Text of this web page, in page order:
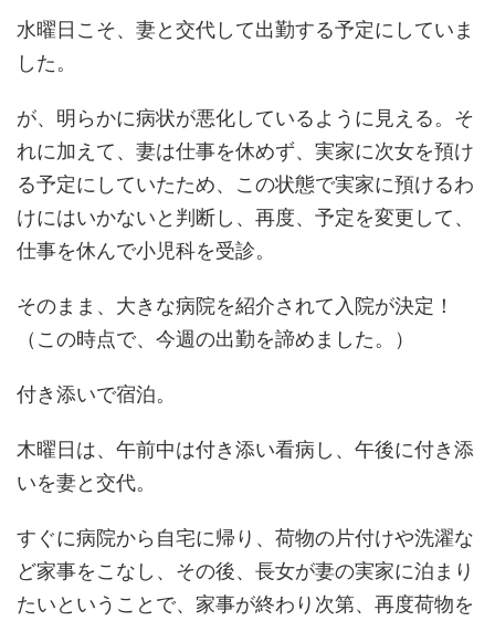
水曜日こそ、妻と交代して出勤する予定にしていま
した。
が、明らかに病状が悪化しているように見える。そ
れに加えて、妻は仕事を休めず、実家に次女を預け
る予定にしていたため、この状態で実家に預けるわ
けにはいかないと判断し、再度、予定を変更して、
仕事を休んで小児科を受診。
そのまま、大きな病院を紹介されて入院が決定！
（この時点で、今週の出勤を諦めました。）
付き添いで宿泊。
木曜日は、午前中は付き添い看病し、午後に付き添
いを妻と交代。
すぐに病院から自宅に帰り、荷物の片付けや洗濯な
ど家事をこなし、その後、長女が妻の実家に泊まり
たいということで、家事が終わり次第、再度荷物を